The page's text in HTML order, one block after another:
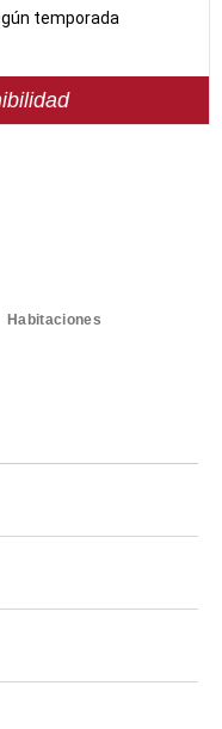
temporada
Habitaciones